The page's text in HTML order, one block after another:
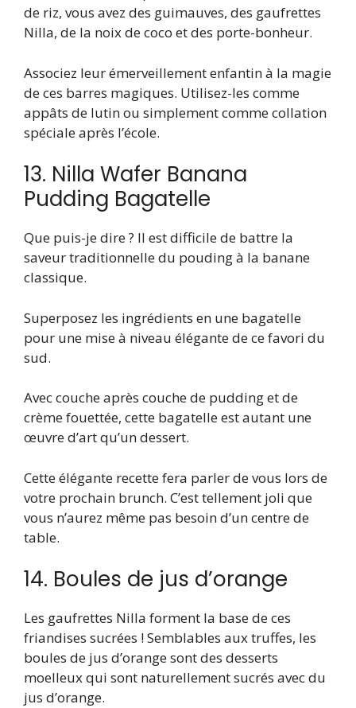
de riz, vous avez des guimauves, des gaufrettes
Nilla, de la noix de coco et des porte-bonheur.
Associez leur émerveillement enfantin à la magie
de ces barres magiques. Utilisez-les comme
appâts de lutin ou simplement comme collation
spéciale après l’école.
13. Nilla Wafer Banana
Pudding Bagatelle
Que puis-je dire ? Il est difficile de battre la
saveur traditionnelle du pouding à la banane
classique.
Superposez les ingrédients en une bagatelle
pour une mise à niveau élégante de ce favori du
sud.
Avec couche après couche de pudding et de
crème fouettée, cette bagatelle est autant une
œuvre d’art qu’un dessert.
Cette élégante recette fera parler de vous lors de
votre prochain brunch. C’est tellement joli que
vous n’aurez même pas besoin d’un centre de
table.
14. Boules de jus d’orange
Les gaufrettes Nilla forment la base de ces
friandises sucrées ! Semblables aux truffes, les
boules de jus d’orange sont des desserts
moelleux qui sont naturellement sucrés avec du
jus d’orange.